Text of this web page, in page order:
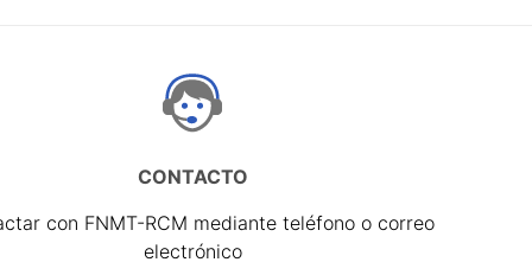
CONTACTO
con FNMT-RCM mediante teléfono o correo
electrónico